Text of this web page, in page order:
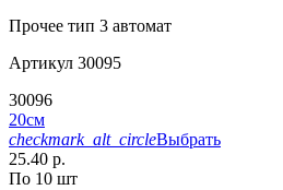
Прочее тип 3 автомат
Артикул 30095
30096
20см
checkmark_alt_circleВыбрать
25.40 р.
По 10 шт